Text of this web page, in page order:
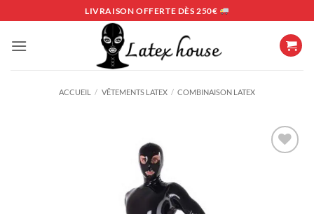
au
contenu
LIVRAISON OFFERTE DÈS 250€
ACCUEIL / VÊTEMENTS LATEX / COMBINAISON LATEX